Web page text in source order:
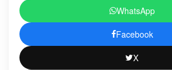
WhatsApp
Facebook
X